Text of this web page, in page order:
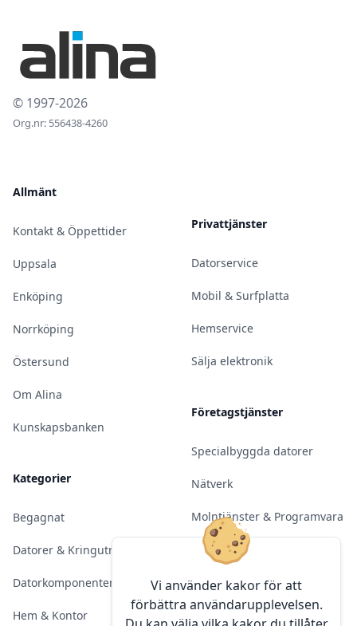
Vi använder kakor för att
förbättra användarupplevelsen.
© 1997-2026
Org.nr: 556438-4260
Allmänt
Kontakt & Öppettider
Uppsala
Enköping
Norrköping
Östersund
Om Alina
Kunskapsbanken
Kategorier
Begagnat
Datorer & Kringutrustning
Datorkomponenter
Hem & Kontor
Privattjänster
Datorservice
Mobil & Surfplatta
Hemservice
Sälja elektronik
Företagstjänster
Specialbyggda datorer
Nätverk
Molntjänster & Programvara
Server & Backup
Kameraövervakning
Konferens & Public Display